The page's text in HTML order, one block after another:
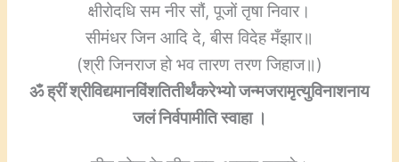
क्षीरोदधि सम नीर सौं, पूजों तृषा निवार।
सीमंधर जिन आदि दे, बीस विदेह मँझार॥
(श्री जिनराज हो भव तारण तरण जिहाज॥)
ॐ ह्रीं श्रीविद्यमानविंशतितीर्थंकरेभ्यो जन्मजरामृत्युविनाशनाय
जलं निर्वपामीति स्वाहा ।